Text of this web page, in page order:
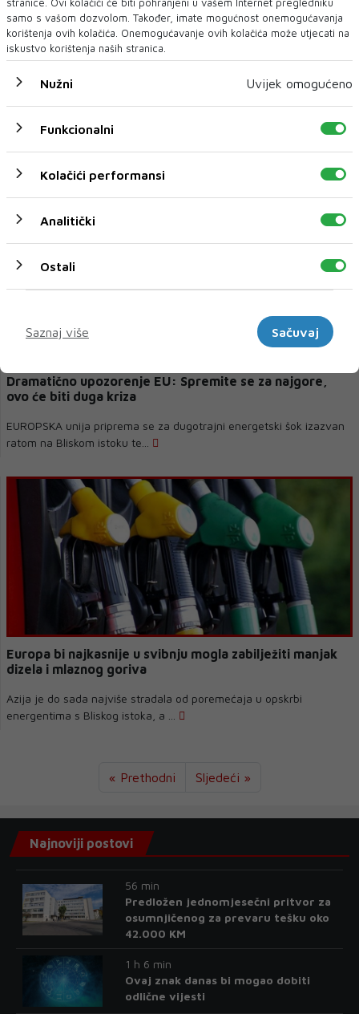
PROJEKT EUZAZAPOŠLJAVANJE
EU i Švedska omogućili zaposlenje za više od 800 osoba
u BiH
Više od 800 osoba diljem BiH dobilo je priliku za zaposlenje
zahvaljujući projektu EUzaZap...
Dramatično upozorenje EU: Spremite se za najgore,
ovo će biti duga kriza
EUROPSKA unija priprema se za dugotrajni energetski šok izazvan
ratom na Bliskom istoku te...
Europa bi najkasnije u svibnju mogla zabilježiti manjak
dizela i mlaznog goriva
Azija je do sada najviše stradala od poremećaja u opskrbi
energentima s Bliskog istoka, a ...
« Prethodni Sljedeći »
samo s vašom dozvolom. Također, imate mogućnost onemogućavanja
korištenja ovih kolačića. Onemogućavanje ovih kolačića može utjecati na
iskustvo korištenja naših stranica.
Nužni Uvijek omogućeno
Funkcionalni
Kolačići performansi
Analitički
Ostali
Saznaj više
Sačuvaj
Najnoviji postovi
56 min
Predložen jednomjesečni pritvor za
osumnjičenog za prevaru tešku oko
42.000 KM
1 h 6 min
Ovaj znak danas bi mogao dobiti
odlične vijesti